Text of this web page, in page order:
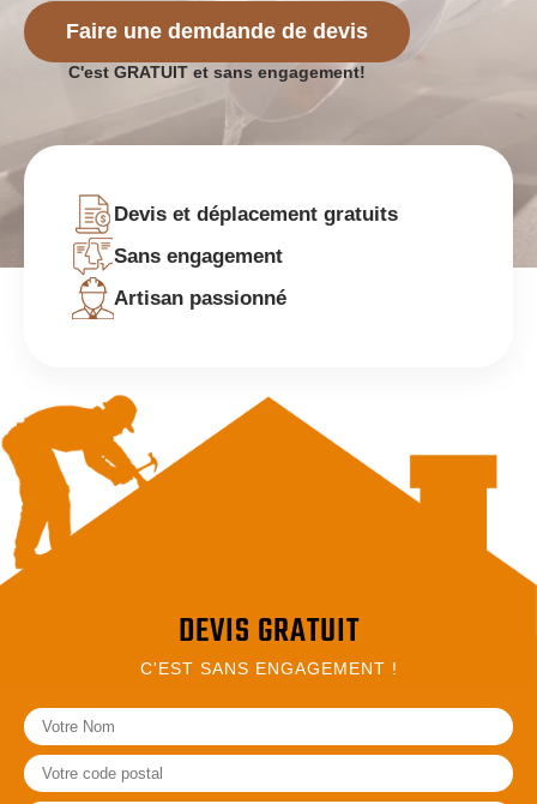
Faire une demdande de devis
C'est GRATUIT et sans engagement!
Devis et déplacement gratuits
Sans engagement
Artisan passionné
DEVIS GRATUIT
C'EST SANS ENGAGEMENT !